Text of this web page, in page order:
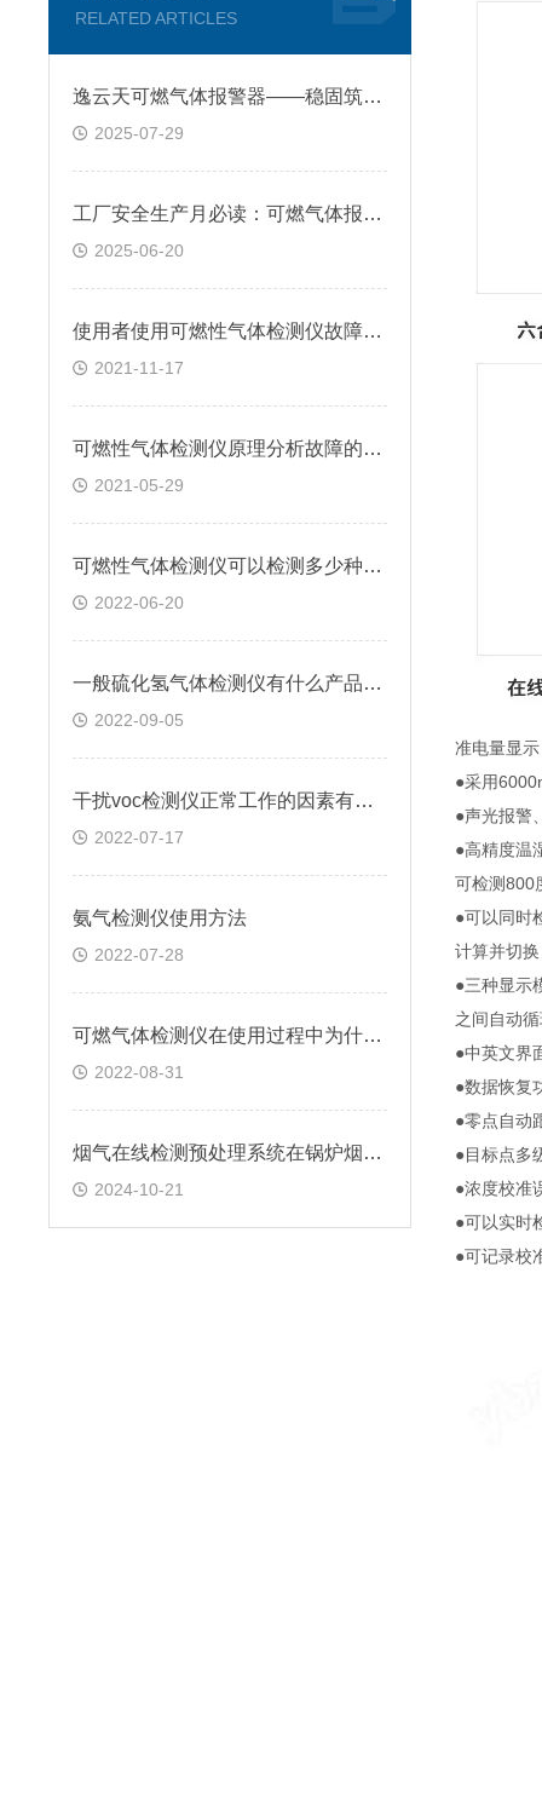
RELATED ARTICLES
逸云天可燃气体报警器——稳固筑牢工业安全的第一道防线
2025-07-29
工厂安全生产月必读：可燃气体报警器怎样筑牢三大安全防线？
2025-06-20
使用者使用可燃性气体检测仪故障分析及对策
2021-11-17
可燃性气体检测仪原理分析故障的产生
2021-05-29
可燃性气体检测仪可以检测多少种有害气体
2022-06-20
一般硫化氢气体检测仪有什么产品特点呢?
2022-09-05
干扰voc检测仪正常工作的因素有哪些
2022-07-17
氨气检测仪使用方法
2022-07-28
可燃气体检测仪在使用过程中为什么会误报
2022-08-31
烟气在线检测预处理系统在锅炉烟气烟尘监测中的应用
2024-10-21
准电量显
●采用
●声光报警
●高精度温
可检测800
●可以同时
计算并切
●三种显示
之间自动
●中英文界
●数据恢复
●零点自动
●目标点多
●浓度校准
●可以实时
●可记录校